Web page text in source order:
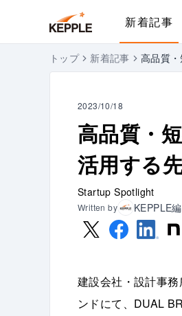
新着記事
トップ 新着記事 高品質
2023/10/18
高品質・
活用する
Startup Spotlight
Written by KEPPLE
建設会社・設計事
ンドにて、DUAL